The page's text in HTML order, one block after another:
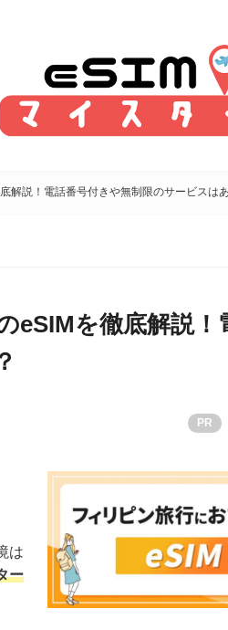
解説！電話番号付きや無制限のサービスは
eSIMを徹底解説！
PR
は
ー